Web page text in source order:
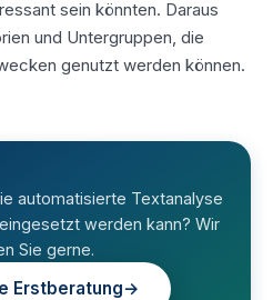
sein könnten. Daraus
und Untergruppen, die
genutzt werden können.
automatisierte Textanalyse
werden kann? Wir
Sie gerne.
Erstberatung→